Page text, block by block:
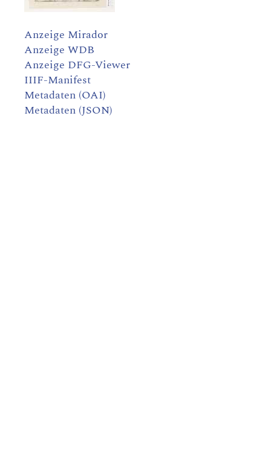
Anzeige Mirador
Anzeige WDB
Anzeige DFG-Viewer
IIIF-Manifest
Metadaten (OAI)
Metadaten (JSON)